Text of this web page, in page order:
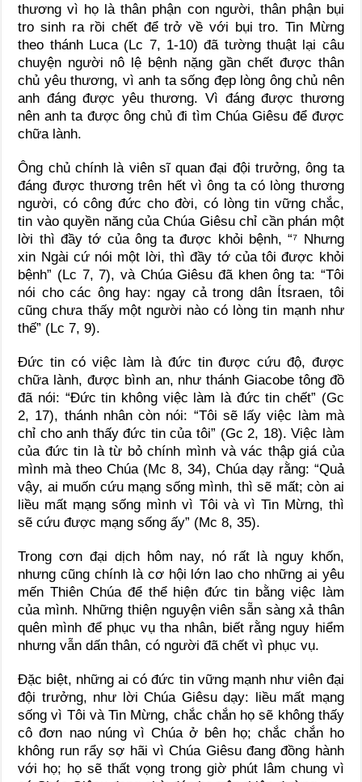
thương vì họ là thân phận con người, thân phận bụi
tro sinh ra rồi chết để trở về với bụi tro. Tin Mừng
theo thánh Luca (Lc 7, 1-10) đã tường thuật lại câu
chuyện người nô lệ bệnh nặng gần chết được thân
chủ yêu thương, vì anh ta sống đẹp lòng ông chủ nên
anh đáng được yêu thương. Vì đáng được thương
nên anh ta được ông chủ đi tìm Chúa Giêsu để được
chữa lành.
Ông chủ chính là viên sĩ quan đại đội trưởng, ông ta
đáng được thương trên hết vì ông ta có lòng thương
người, có công đức cho đời, có lòng tin vững chắc,
tin vào quyền năng của Chúa Giêsu chỉ cần phán một
lời thì đầy tớ của ông ta được khỏi bệnh, “⁷ Nhưng
xin Ngài cứ nói một lời, thì đầy tớ của tôi được khỏi
bệnh” (Lc 7, 7), và Chúa Giêsu đã khen ông ta: “Tôi
nói cho các ông hay: ngay cả trong dân Ítsraen, tôi
cũng chưa thấy một người nào có lòng tin mạnh như
thế” (Lc 7, 9).
Đức tin có việc làm là đức tin được cứu độ, được
chữa lành, được bình an, như thánh Giacobe tông đồ
đã nói: “Đức tin không việc làm là đức tin chết” (Gc
2, 17), thánh nhân còn nói: “Tôi sẽ lấy việc làm mà
chỉ cho anh thấy đức tin của tôi” (Gc 2, 18). Việc làm
của đức tin là từ bỏ chính mình và vác thập giá của
mình mà theo Chúa (Mc 8, 34), Chúa dạy rằng: “Quả
vậy, ai muốn cứu mạng sống mình, thì sẽ mất; còn ai
liều mất mạng sống mình vì Tôi và vì Tin Mừng, thì
sẽ cứu được mạng sống ấy” (Mc 8, 35).
Trong cơn đại dịch hôm nay, nó rất là nguy khốn,
nhưng cũng chính là cơ hội lớn lao cho những ai yêu
mến Thiên Chúa để thể hiện đức tin bằng việc làm
của mình. Những thiện nguyện viên sẵn sàng xả thân
quên mình để phục vụ tha nhân, biết rằng nguy hiểm
nhưng vẫn dấn thân, có người đã chết vì phục vụ.
Đặc biệt, những ai có đức tin vững mạnh như viên đại
đội trưởng, như lời Chúa Giêsu dạy: liều mất mạng
sống vì Tôi và Tin Mừng, chắc chắn họ sẽ không thấy
cô đơn nao núng vì Chúa ở bên họ; chắc chắn ho
không run rẩy sợ hãi vì Chúa Giêsu đang đồng hành
với họ; họ sẽ thất vọng trong giờ phút lâm chung vì